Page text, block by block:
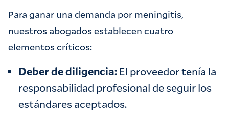
Para ganar una demanda por meningitis,
nuestros abogados establecen cuatro
elementos críticos:
Deber de diligencia: El proveedor tenía la
responsabilidad profesional de seguir los
estándares aceptados.